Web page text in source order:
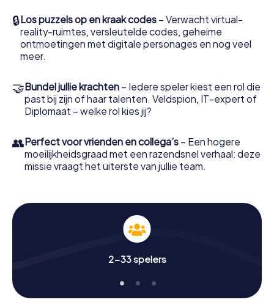
wereld van spionage en geheime agenten en verander
Włocławek in een escaperoom in de buitenlucht!
🔒Los puzzels op en kraak codes – Verwacht virtual-
reality-ruimtes, versleutelde codes, geheime
ontmoetingen met digitale personages en nog veel
meer.
🤝Bundel jullie krachten – Iedere speler kiest een rol die
past bij zijn of haar talenten. Veldspion, IT-expert of
Diplomaat – welke rol kies jij?
👥Perfect voor vrienden en collega’s – Een hogere
moeilijkheidsgraad met een razendsnel verhaal: deze
missie vraagt het uiterste van jullie team.
2-33 spelers